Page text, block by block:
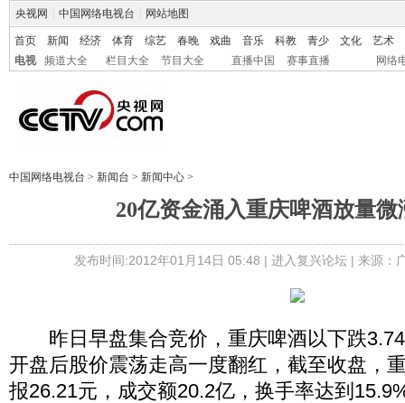
央视网 中国网络电视台 网站地图
首页 新闻 经济 体育 综艺 春晚 戏曲 音乐 科教 青少 文化
艺术
电视
频道大全 栏目大全 节目大全 直播中国 赛事直播 网络
中国网络电视台 > 新闻台 > 新闻中心 >
20亿资金涌入重庆啤酒放量微
发布时间:2012年01月14日 05:48 | 进入复兴论坛| 来源：
昨日早盘集合竞价，重庆啤酒以下跌
开盘后股价震荡走高一度翻红，截至收盘，
报26.21元，成交额20.2亿，换手率达到